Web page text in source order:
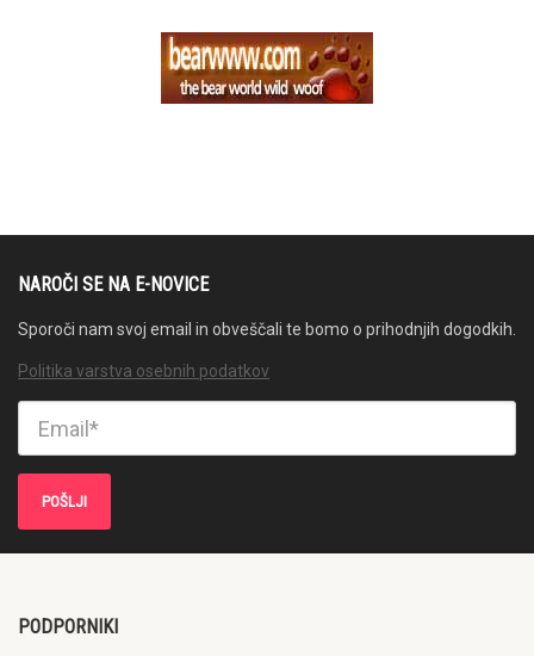
NAROČI SE NA E-NOVICE
Sporoči nam svoj email in obveščali te bomo o prihodnjih dogodkih.
Politika varstva osebnih podatkov
PODPORNIKI